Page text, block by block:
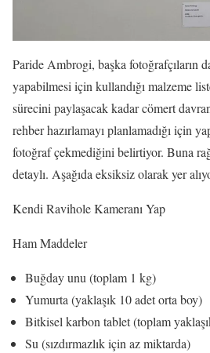
Paride Ambrogi, başka fotoğrafçıların
yapabilmesi için kullandığı malzeme
sürecini paylaşacak kadar cömert
rehber hazırlamayı planlamadığı için
fotoğraf çekmediğini belirtiyor. Buna
detaylı. Aşağıda eksiksiz olarak yer
Kendi Ravihole Kameranı Yap
Ham Maddeler
Buğday unu (toplam 1 kg)
Yumurta (yaklaşık 10 adet orta boy)
Bitkisel karbon tablet (toplam
Su (sızdırmazlık için az miktarda)